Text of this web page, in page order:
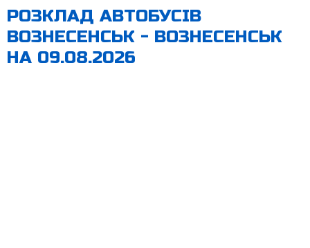
РОЗКЛАД АВТОБУСІВ
ВОЗНЕСЕНСЬК - ВОЗНЕСЕНСЬК
НА 09.08.2026